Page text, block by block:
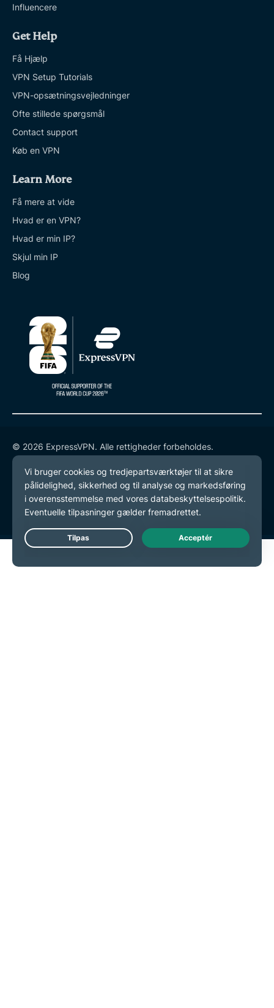
Influencere
Get Help
Få Hjælp
VPN Setup Tutorials
VPN-opsætningsvejledninger
Ofte stillede spørgsmål
Contact support
Køb en VPN
Learn More
Få mere at vide
Hvad er en VPN?
Hvad er min IP?
Skjul min IP
Blog
© 2026 ExpressVPN. Alle rettigheder forbeholdes.
Databeskyttelsespolitik
Tjenestevilkår
Cookie-præferencer
Live Chat